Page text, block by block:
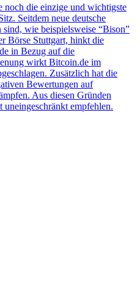
noch die einzige und wichtigste
Seitdem neue deutsche
wie beispielsweise “Bison”
Börse Stuttgart, hinkt die
in Bezug auf die
wirkt Bitcoin.de im
Zusätzlich hat die
Bewertungen auf
Aus diesen Gründen
empfehlen.